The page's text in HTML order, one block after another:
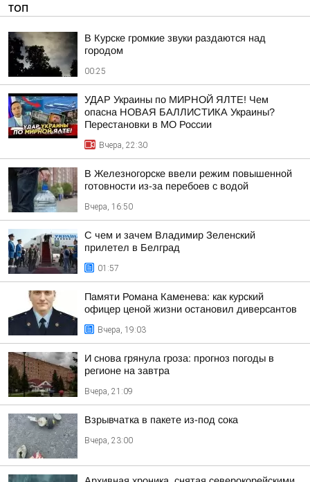
ТОП
В Курске громкие звуки раздаются над
городом
00:25
УДАР Украины по МИРНОЙ ЯЛТЕ! Чем
опасна НОВАЯ БАЛЛИСТИКА Украины?
Перестановки в МО России
Вчера, 22:30
В Железногорске ввели режим повышенной
готовности из-за перебоев с водой
Вчера, 16:50
С чем и зачем Владимир Зеленский
прилетел в Белград
01:57
Памяти Романа Каменева: как курский
офицер ценой жизни остановил диверсантов
Вчера, 19:03
И снова грянула гроза: прогноз погоды в
регионе на завтра
Вчера, 21:09
Взрывчатка в пакете из-под сока
Вчера, 23:00